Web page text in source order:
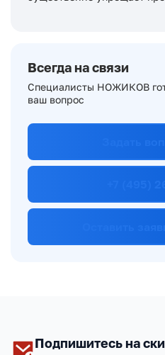
Всегда на связи
Специалисты НОЖИКОВ
ваш вопрос
Подпишитесь на